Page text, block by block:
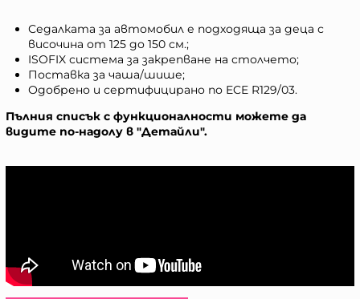
Седалката за автомобил е подходяща за деца с
височина от 125 до 150 см.;
ISOFIX система за закрепване на столчето;
Поставка за чаша/шише;
Одобрено и сертифицирано по ECE R129/03.
Пълния списък с функционалности можете да
видите по-надолу в "Детайли".